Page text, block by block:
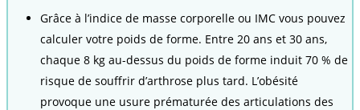
Grâce à l’indice de masse corporelle ou IMC vous pouvez
calculer votre poids de forme. Entre 20 ans et 30 ans,
chaque 8 kg au-dessus du poids de forme induit 70 % de
risque de souffrir d’arthrose plus tard. L’obésité
provoque une usure prématurée des articulations des